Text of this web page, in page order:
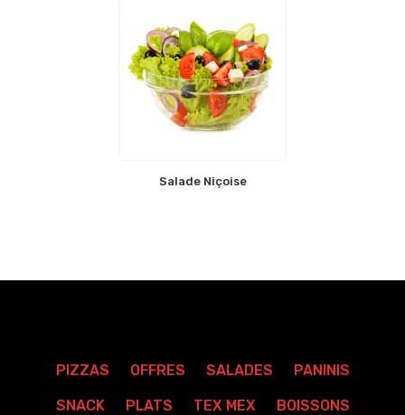
Salade Niçoise
PIZZAS OFFRES SALADES PANINIS
SNACK PLATS TEX MEX BOISSONS